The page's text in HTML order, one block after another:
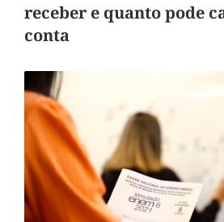
receber e quanto pode
conta